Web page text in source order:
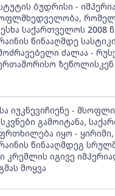
ბუდრისი -
საქართველოს 2008
წინააღმდე
ძალაა -
იუკნევიჩიენე -
გამოიტანა,
იყო -
წინააღმდეგ
კრემლის იგივე
მოყვა